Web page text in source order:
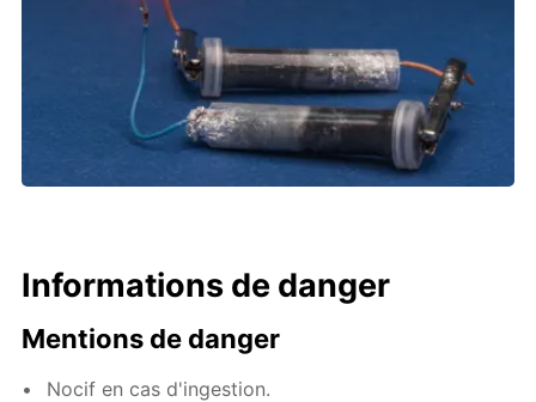
Informations de danger
Mentions de danger
Nocif en cas d'ingestion.